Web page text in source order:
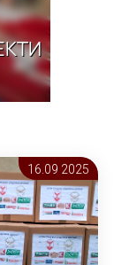
16.09 2025